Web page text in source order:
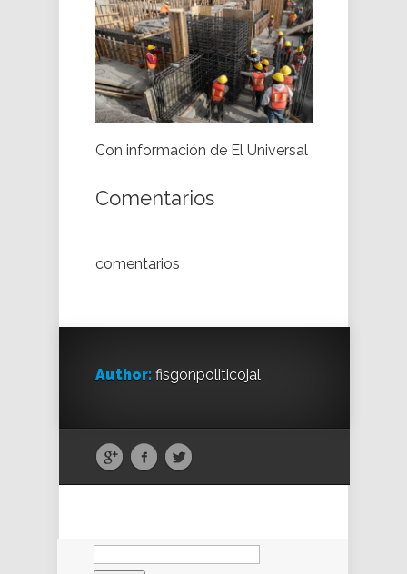
Con información de El Universal
Comentarios
comentarios
Author: fisgonpoliticojal
Buscar: